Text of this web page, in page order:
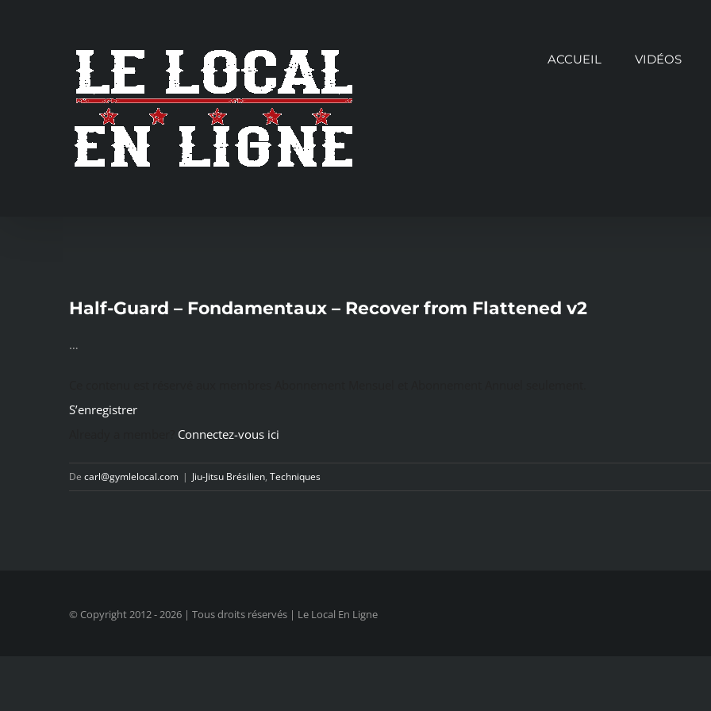
ACCUEIL VIDÉOS
Half-Guard – Fondamentaux – Recover from Flattened v2
…
S’enregistrer
Connectez-vous ici
De carl@gymlelocal.com | Jiu-Jitsu Brésilien, Techniques
© Copyright 2012 -2026 | Tous droits réservés | Le Local En Ligne